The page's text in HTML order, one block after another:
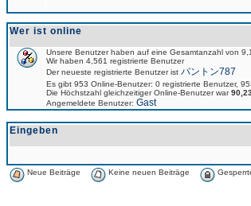
Wer ist online
Unsere Benutzer haben auf eine Gesamtanzahl von
Wir haben 4,561 registrierte Benutzer
Der neueste registrierte Benutzer ist パントン787
Es gibt 953 Online-Benutzer: 0 registrierte Benutzer,
Die Höchstzahl gleichzeitiger Online-Benutzer war
Angemeldete Benutzer: Gast
Eingeben
Neue Beiträge Keine neuen Beiträge